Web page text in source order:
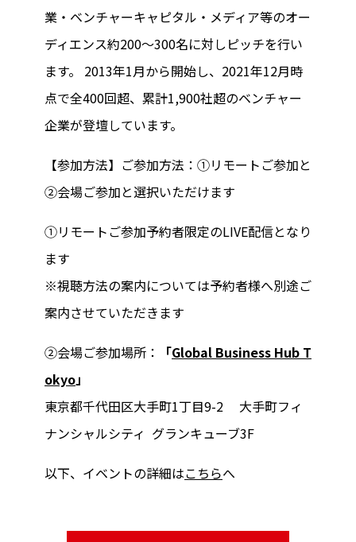
業・ベンチャーキャピタル・メディア等のオー
ディエンス約200～300名に対しピッチを行い
ます。 2013年1月から開始し、2021年12月時
点で全400回超、累計1,900社超のベンチャー
企業が登壇しています。
【参加方法】ご参加方法：①リモートご参加と
②会場ご参加と選択いただけます
①リモートご参加予約者限定のLIVE配信となり
ます
※視聴方法の案内については予約者様へ別途ご
案内させていただきます
②会場ご参加場所： 「Global Business Hub T
okyo」
東京都千代田区大手町1丁目9-2 大手町フィ
ナンシャルシティ グランキューブ3F
以下、イベントの詳細はこちらへ